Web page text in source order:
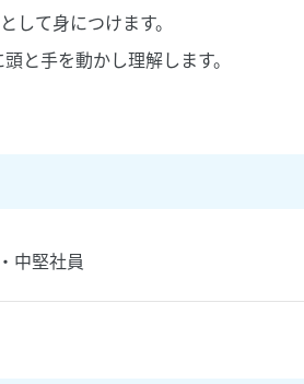
て身につけます。
と手を動かし理解します。
中堅社員